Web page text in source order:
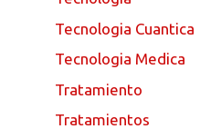
Tecnologia Cuantica
Tecnologia Medica
Tratamiento
Tratamientos